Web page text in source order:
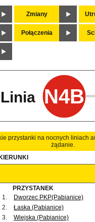
Zmiany
Połączenia
Linia N4B
przystanki na nocnych liniach
żądanie.
PRZYSTANEK
1.
Dworzec PKP(Pabianice)
2. Łaska (Pabianice)
3.
Wiejska (Pabianice)